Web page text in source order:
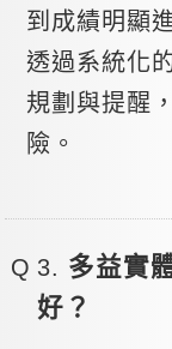
到成績明顯
透過系統化
規劃與提醒
險。
多益實
好？